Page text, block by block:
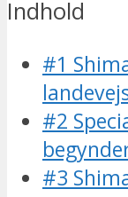
Indhold
#1
#2
#3